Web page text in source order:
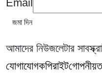
Email
আমাদের নিউজলেটার
যোগাযোগকপিরাইট